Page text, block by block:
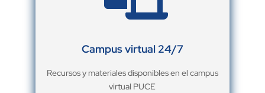
Campus virtual 24/7
Recursos y materiales disponibles en el campus
virtual PUCE